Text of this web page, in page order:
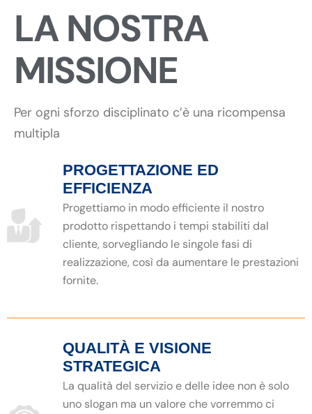
LA NOSTRA
MISSIONE
Per ogni sforzo disciplinato c’è una ricompensa
multipla
PROGETTAZIONE ED
EFFICIENZA
Progettiamo in modo efficiente il nostro
prodotto rispettando i tempi stabiliti dal
cliente, sorvegliando le singole fasi di
realizzazione, così da aumentare le prestazioni
fornite.
QUALITÀ E VISIONE
STRATEGICA
La qualità del servizio e delle idee non è solo
uno slogan ma un valore che vorremmo ci